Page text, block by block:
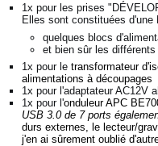
1x pour les prises
Elles sont constituées
quelques blocs
et bien sûr les
1x pour le transformateur
alimentations à découpages
1x pour l'adaptateur AC12V
1x pour l'onduleur APC
USB 3.0 de 7 ports
durs externes, le lecteur/
j'en ai sûrement oublié